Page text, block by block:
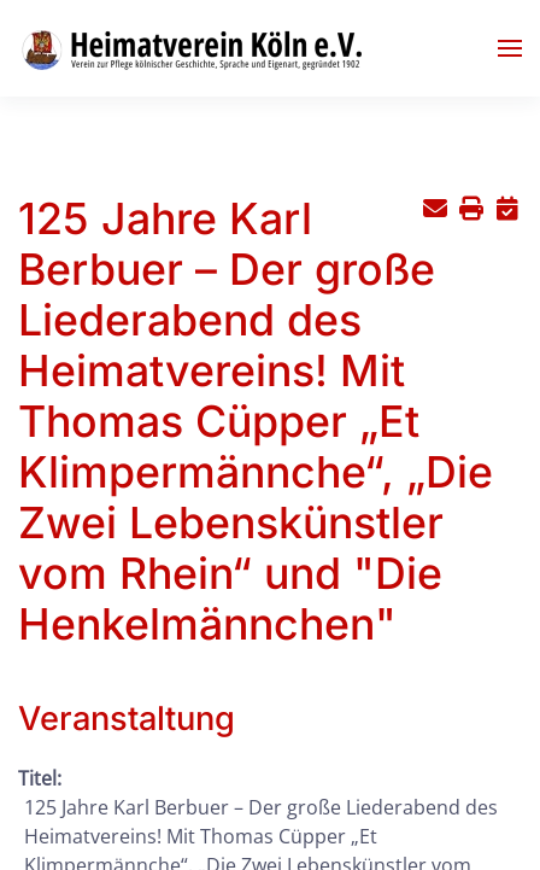
Skip to main content
125 Jahre Karl
Berbuer – Der große
Liederabend des
Heimatvereins! Mit
Thomas Cüpper „Et
Klimpermännche“, „Die
Zwei Lebenskünstler
vom Rhein“ und "Die
Henkelmännchen"
Veranstaltung
Titel:
125 Jahre Karl Berbuer – Der große Liederabend des
Heimatvereins! Mit Thomas Cüpper „Et